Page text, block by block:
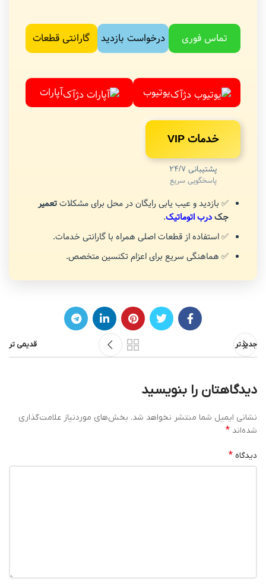
تماس فوری درخواست بازدید گارانتی قطعات
یوتیوب آپارات
خدمات VIP
پشتیبانی 24/7
پاسخگویی سریع
✅ بازدید و عیب یابی رایگان در محل برای مشکلاتتعمیر
جکدرب اتوماتیک.
✅ استفاده از قطعات اصلی همراه با گارانتی خدمات.
✅ هماهنگی سریع برای اعزام تکنسین متخصص.
جدیدتر قدیمی تر
دیدگاهتان را بنویسید
نشانی ایمیل شما منتشر نخواهد شد. بخش‌های موردنیاز علامت‌گذاری
شده‌اند *
دیدگاه *